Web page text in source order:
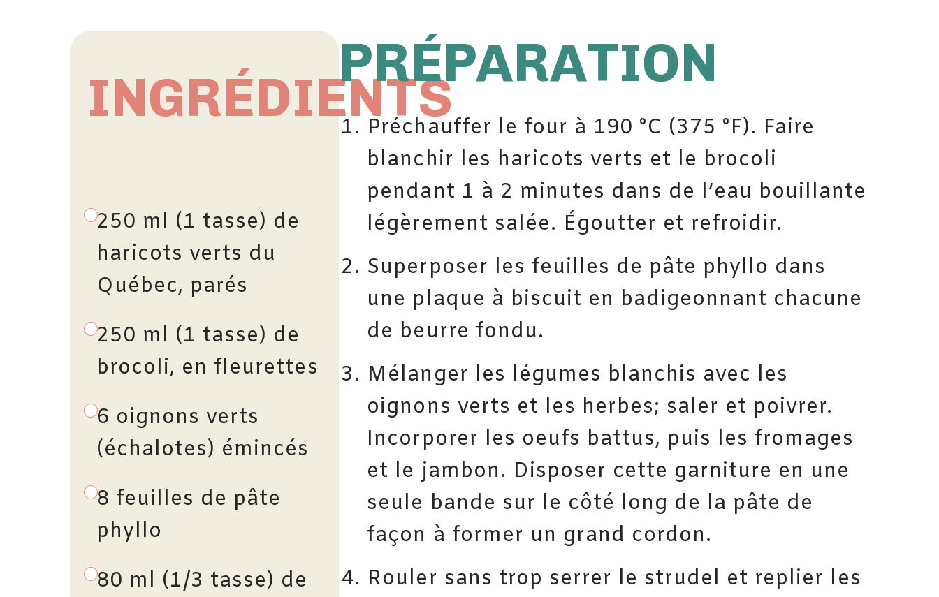
INGRÉDIENTS
250 ml (1 tasse) de
haricots verts du
Québec, parés
250 ml (1 tasse) de
brocoli, en fleurettes
6 oignons verts
(échalotes) émincés
8 feuilles de pâte
phyllo
80 ml (1/3 tasse) de
PRÉPARATION
Préchauffer le four à 190 °C (375 °F). Faire
blanchir les haricots verts et le brocoli
pendant 1 à 2 minutes dans de l’eau bouillante
légèrement salée. Égoutter et refroidir.
Superposer les feuilles de pâte phyllo dans
une plaque à biscuit en badigeonnant chacune
de beurre fondu.
Mélanger les légumes blanchis avec les
oignons verts et les herbes; saler et poivrer.
Incorporer les oeufs battus, puis les fromages
et le jambon. Disposer cette garniture en une
seule bande sur le côté long de la pâte de
façon à former un grand cordon.
Rouler sans trop serrer le strudel et replier les